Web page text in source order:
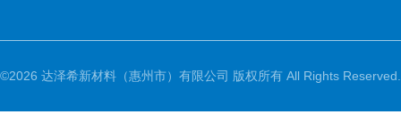
©2026 达泽希新材料（惠州市）有限公司 版权所有 All Rights Reserved.